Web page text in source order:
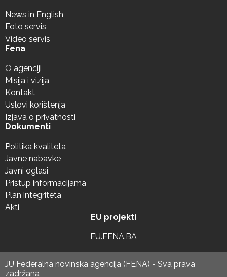
News in English
Foto servis
Video servis
Fena
O agenciji
Misija i vizija
Kontakt
Uslovi korištenja
Izjava o privatnosti
Dokumenti
Politika kvaliteta
Javne nabavke
Javni oglasi
Pristup informacijama
Plan integriteta
Akti
EU projekti
EU.FENA.BA
JU Federalna novinska agencija (FENA) - Sva prava
zadržana